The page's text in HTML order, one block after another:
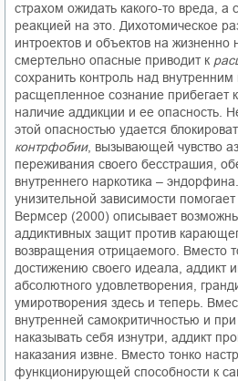
страхом ожидать какого-то вреда, а
реакцией на это. Дихотомическое
интроектов и объектов на
смертельно опасные приводит к
сохранить контроль над
расщепленное сознание прибегает к
наличие аддикции и ее опасность.
этой опасностью удается
контрфобии, вызывающей чувство
переживания своего бесстрашия,
внутреннего наркотика –
унизительной зависимости помогает
Вермсер (2000) описывает
аддиктивных защит против
возвращения отрицаемого. Вместо
достижению своего идеала, аддикт
абсолютного удовлетворения,
умиротворения здесь и теперь.
внутренней самокритичностью и
наказывать себя изнутри, аддикт
наказания извне. Вместо тонко
функционирующей способности к